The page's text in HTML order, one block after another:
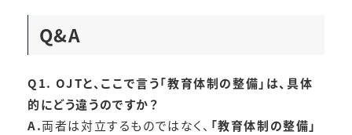
Q&A
Q1. OJTと、ここで言う「教育体制の整備」は、具体
的にどう違うのですか？
A.両者は対立するものではなく、 「教育体制の整備」